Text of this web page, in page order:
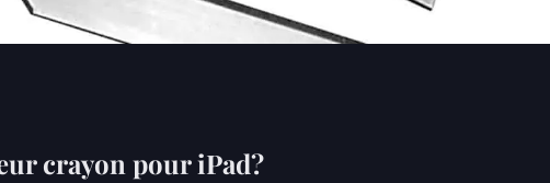
crayon pour iPad?